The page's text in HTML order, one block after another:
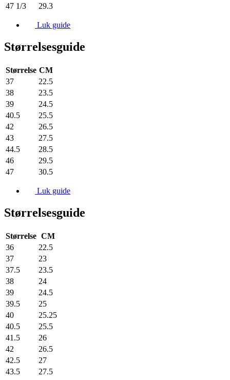
47 1/3
29.3
Luk guide
Størrelsesguide
Størrelse CM
37
22.5
38
23.5
39
24.5
40.5
25.5
42
26.5
43
27.5
44.5
28.5
46
29.5
47
30.5
Luk guide
Størrelsesguide
Størrelse CM
36
22.5
37
23
37.5
23.5
38
24
39
24.5
39.5
25
40
25.25
40.5
25.5
41.5
26
42
26.5
42.5
27
43.5
27.5